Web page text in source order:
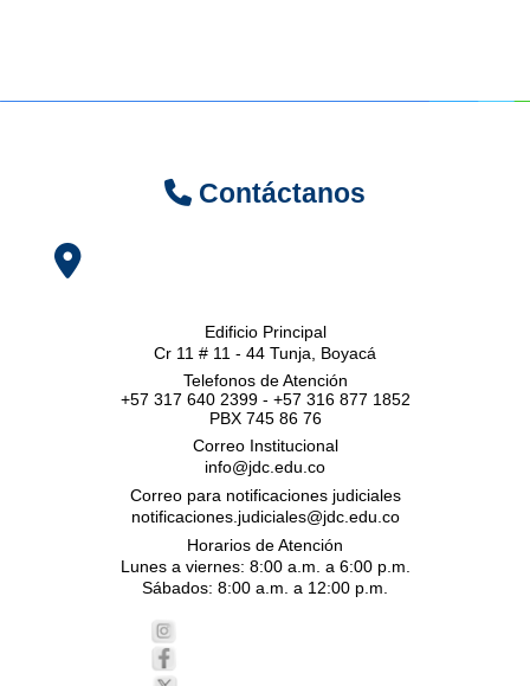
Contáctanos
Edificio Principal
Cr 11 # 11 - 44 Tunja, Boyacá
Telefonos de Atención
+57 317 640 2399 - +57 316 877 1852
PBX 745 86 76
Correo Institucional
info@jdc.edu.co
Correo para notificaciones judiciales
notificaciones.judiciales@jdc.edu.co
Horarios de Atención
Lunes a viernes: 8:00 a.m. a 6:00 p.m.
Sábados: 8:00 a.m. a 12:00 p.m.